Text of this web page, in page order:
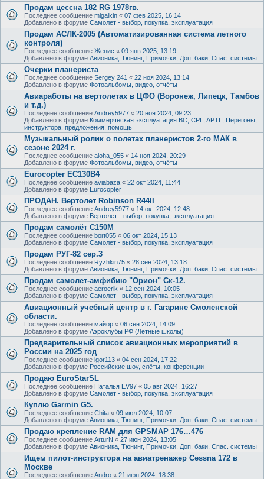
Продам цессна 182 RG 1978гв.
Последнее сообщение migalkin « 07 фев 2025, 16:14
Добавлено в форуме Самолет - выбор, покупка, эксплуатация
Продам АСЛК-2005 (Автоматизированная система летного
контроля)
Последнее сообщение Женис « 09 янв 2025, 13:19
Добавлено в форуме Авионика, Тюнинг, Примочки, Доп. баки, Спас. системы
Очерки планериста
Последнее сообщение Sergey 241 « 22 ноя 2024, 13:14
Добавлено в форуме Фотоальбомы, видео, отчёты
Авиаработы на вертолетах в ЦФО (Воронеж, Липецк, Тамбов
и т.д.)
Последнее сообщение Andrey5977 « 20 ноя 2024, 09:23
Добавлено в форуме Коммерческая эксплуатация ВС, CPL, APTL, Перегоны,
инструктора, предложения, помощь
Музыкальный ролик о полетах планеристов 2-го МАК в
сезоне 2024 г.
Последнее сообщение aloha_055 « 14 ноя 2024, 20:29
Добавлено в форуме Фотоальбомы, видео, отчёты
Eurocopter EC130B4
Последнее сообщение aviabaza « 22 окт 2024, 11:44
Добавлено в форуме Eurocopter
ПРОДАН. Вертолет Robinson R44II
Последнее сообщение Andrey5977 « 14 окт 2024, 12:48
Добавлено в форуме Вертолет - выбор, покупка, эксплуатация
Продам самолёт С150М
Последнее сообщение bort055 « 06 окт 2024, 15:13
Добавлено в форуме Самолет - выбор, покупка, эксплуатация
Продам РУГ-82 сер.3
Последнее сообщение Ryzhkin75 « 28 сен 2024, 13:18
Добавлено в форуме Авионика, Тюнинг, Примочки, Доп. баки, Спас. системы
Продам самолет-амфибию "Орион" Ск-12.
Последнее сообщение aeroerik « 12 сен 2024, 10:05
Добавлено в форуме Самолет - выбор, покупка, эксплуатация
Авиационный учебный центр в г. Гагарине Смоленской
области.
Последнее сообщение майор « 06 сен 2024, 14:09
Добавлено в форуме Аэроклубы РФ (Лётные школы)
Предварительный список авиационных мероприятий в
России на 2025 год
Последнее сообщение igor113 « 04 сен 2024, 17:22
Добавлено в форуме Российские шоу, слёты, конференции
Продаю EuroStarSL
Последнее сообщение Наталья EV97 « 05 авг 2024, 16:27
Добавлено в форуме Самолет - выбор, покупка, эксплуатация
Куплю Garmin G5.
Последнее сообщение Chita « 09 июл 2024, 10:07
Добавлено в форуме Авионика, Тюнинг, Примочки, Доп. баки, Спас. системы
Продаю крепление RAM для GPSMAP 176…476
Последнее сообщение ArturN « 27 июн 2024, 13:05
Добавлено в форуме Авионика, Тюнинг, Примочки, Доп. баки, Спас. системы
Ищем пилот-инструктора на авиатренажер Cessna 172 в
Москве
Последнее сообщение Andro « 21 июн 2024, 18:38